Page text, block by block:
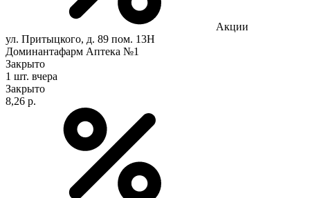
Акции
ул. Притыцкого, д. 89 пом. 13Н
Доминантафарм Аптека №1
Закрыто
1 шт. вчера
Закрыто
8,26 р.